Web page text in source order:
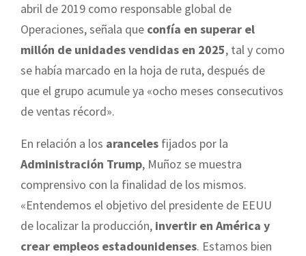
abril de 2019 como responsable global de
Operaciones, señala que confía en superar el
millón de unidades vendidas en 2025, tal y como
se había marcado en la hoja de ruta, después de
que el grupo acumule ya «ocho meses consecutivos
de ventas récord».
En relación a los aranceles fijados por la
Administración Trump, Muñoz se muestra
comprensivo con la finalidad de los mismos.
«Entendemos el objetivo del presidente de EEUU
de localizar la producción, invertir en América y
crear empleos estadounidenses. Estamos bien